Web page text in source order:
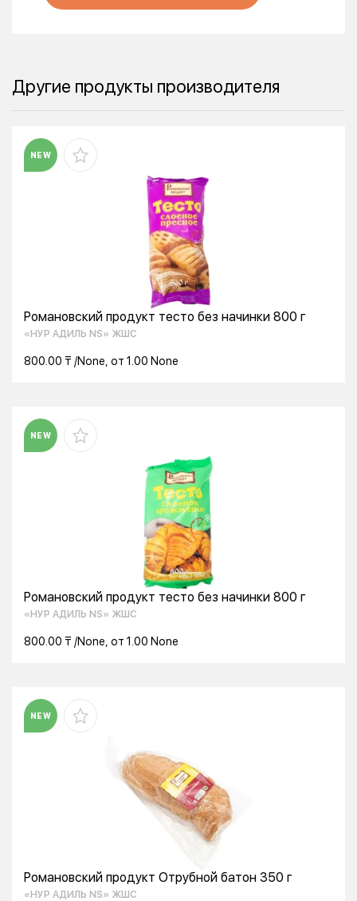
Другие продукты производителя
NEW
Романовский продукт тесто без начинки 800 г
«НУР АДИЛЬ NS» ЖШС
800.00 ₸ /None, от 1.00 None
NEW
Романовский продукт тесто без начинки 800 г
«НУР АДИЛЬ NS» ЖШС
800.00 ₸ /None, от 1.00 None
NEW
Романовский продукт Отрубной батон 350 г
«НУР АДИЛЬ NS» ЖШС